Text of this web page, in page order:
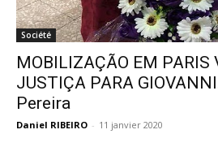
Société
MOBILIZAÇÃO EM PARIS
JUSTIÇA PARA
Pereira
Daniel RIBEIRO - 11 janvier 2020